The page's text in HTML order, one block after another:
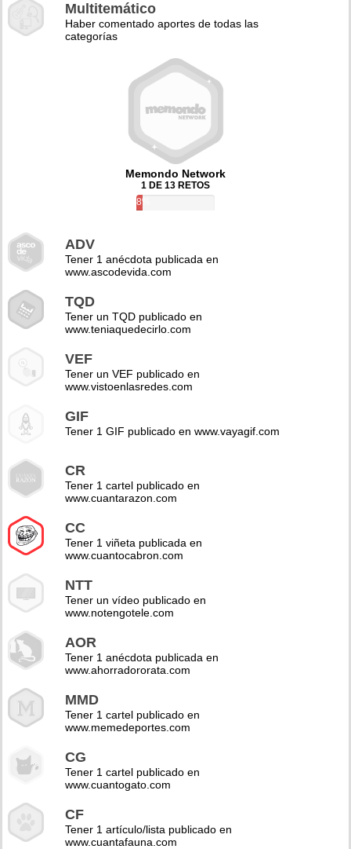
Multitemático
Haber comentado aportes de todas las
categorías
Memondo Network
1 DE 13 RETOS
8%
ADV
Tener 1 anécdota publicada en
www.ascodevida.com
TQD
Tener un TQD publicado en
www.teniaquedecirlo.com
VEF
Tener un VEF publicado en
www.vistoenlasredes.com
GIF
Tener 1 GIF publicado en www.vayagif.com
CR
Tener 1 cartel publicado en
www.cuantarazon.com
CC
Tener 1 viñeta publicada en
www.cuantocabron.com
NTT
Tener un vídeo publicado en
www.notengotele.com
AOR
Tener 1 anécdota publicada en
www.ahorradororata.com
MMD
Tener 1 cartel publicado en
www.memedeportes.com
CG
Tener 1 cartel publicado en
www.cuantogato.com
CF
Tener 1 artículo/lista publicado en
www.cuantafauna.com